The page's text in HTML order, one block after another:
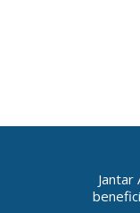
Jantar